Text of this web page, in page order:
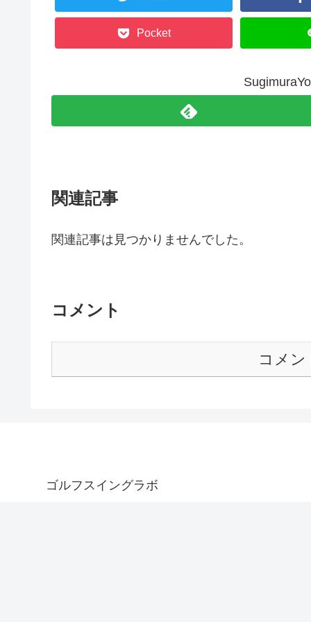
Pocket
関連記事
関連記事は見つかりませんでした。
コメント
コメン
ゴルフスイングラボ